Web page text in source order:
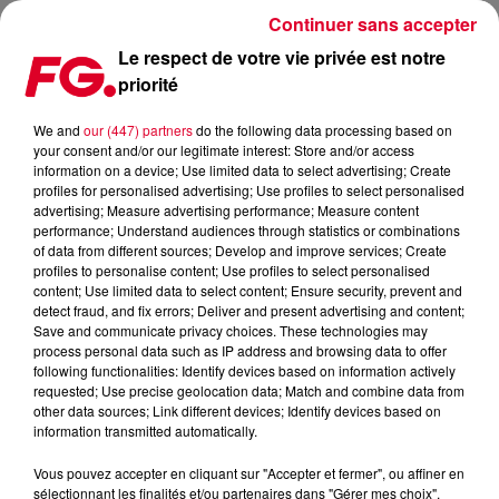
NOUVEAU SINGLE POUR N'TO
Publié : 19 novembre 2017 à 6h00 par La rédaction
Le respect de votre vie privée est notre
priorité
We and our (447) partnersdo the following data processing based on
your consent and/or our legitimate interest: Store and/or access
information on a device; Use limited data to select advertising; Create
profiles for personalised advertising; Use profiles to select personalised
advertising; Measure advertising performance; Measure content
performance; Understand audiences through statistics or combinations
of data from different sources; Develop and improve services; Create
profiles to personalise content; Use profiles to select personalised
content; Use limited data to select content; Ensure security, prevent and
detect fraud, and fix errors; Deliver and present advertising and content;
Save and communicate privacy choices. These technologies may
process personal data such as IP address and browsing data to offer
following functionalities: Identify devices based on information actively
requested; Use precise geolocation data; Match and combine data from
other data sources; Link different devices; Identify devices based on
information transmitted automatically.
Vous pouvez accepter en cliquant sur "Accepter et fermer", ou affiner en
sélectionnant les finalités et/ou partenaires dans "Gérer mes choix".
Continuer sans accepter